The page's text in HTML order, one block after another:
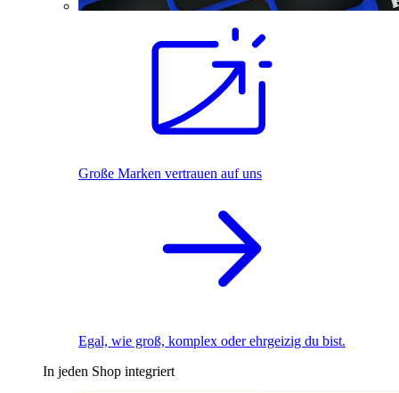
Große Marken vertrauen auf uns
Egal, wie groß, komplex oder ehrgeizig du bist.
In jeden Shop integriert